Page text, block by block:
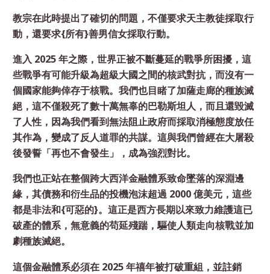
教宗在此時提出了確切的問題，不僅要求天主教徒採取行
動，還要求{所有}善男信女採取行動。
進入 2025 年之際，世界正被不斷蔓延的戰爭所困擾，這
些戰爭有可能升級為超級大國之間的核武對抗，而沒有一
個國家能夠倖存于核戰。我們也目睹了加薩走廊的種族滅
絕，這不僅殺死了數十萬無辜的巴勒斯坦人，而且還毀滅
了人性，因為我們看到無法阻止政府而採取消極態度放任
其作為，變成了反人道罪的共謀。這與我們曾經在大屠殺
後發誓「再也不會發生」，成為強烈對比。
我們也正站在整個跨大西洋金融體系致命墜落的深淵邊
緣，其債務和衍生品的投機泡沫超過 2000 億美元，這些
都是非法和{可惡的}。這正是西方長期以來致力維護這已
破產的體系，無意義的苟延殘踹，驅使人類走向核戰並加
劇種族滅絕。
這個金融體系必須在 2025 年禧年被打破重組，並註銷